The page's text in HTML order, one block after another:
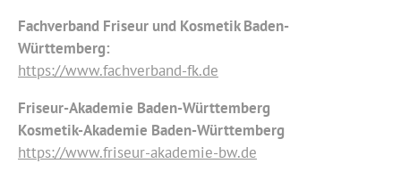
Fachverband Friseur und Kosmetik Baden-
Württemberg:
https://www.fachverband-fk.de
Friseur-Akademie Baden-Württemberg
Kosmetik-Akademie Baden-Württemberg
https://www.friseur-akademie-bw.de